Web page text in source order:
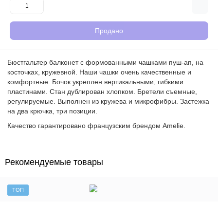
Продано
Бюстгальтер балконет с формованными чашками пуш-ап, на
косточках, кружевной. Наши чашки очень качественные и
комфортные. Бочок укреплен вертикальными, гибкими
пластинами. Стан дублирован хлопком. Бретели съемные,
регулируемые. Выполнен из кружева и микрофибры. Застежка
на два крючка, три позиции.
Качество гарантировано французским брендом Amelie.
Рекомендуемые товары
ТОП